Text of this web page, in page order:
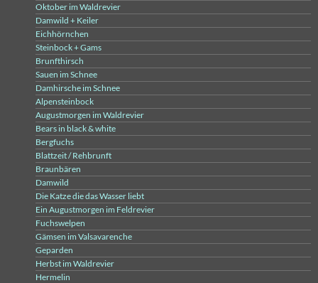
Oktober im Waldrevier
Damwild + Keiler
Eichhörnchen
Steinbock + Gams
Brunfthirsch
Sauen im Schnee
Damhirsche im Schnee
Alpensteinbock
Augustmorgen im Waldrevier
Bears in black & white
Bergfuchs
Blattzeit / Rehbrunft
Braunbären
Damwild
Die Katze die das Wasser liebt
Ein Augustmorgen im Feldrevier
Fuchswelpen
Gämsen im Valsavarenche
Geparden
Herbst im Waldrevier
Hermelin